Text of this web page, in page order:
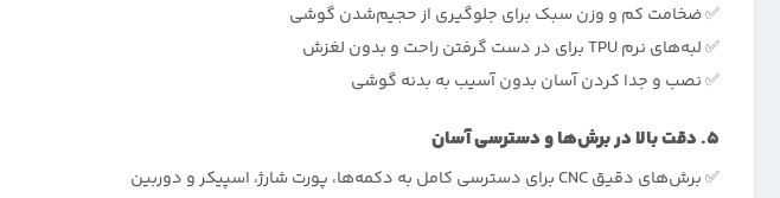
✅ ضخامت کم و وزن سبک برای جلوگیری از حجیم‌شدن گوشی
✅ لبه‌های نرم TPU برای در دست گرفتن راحت و بدون لغزش
✅ نصب و جدا کردن آسان بدون آسیب به بدنه گوشی
5. دقت بالا در برش‌ها و دسترسی آسان
✅ برش‌های دقیق CNC برای دسترسی کامل به دکمه‌ها، پورت شارژ، اسپیکر و دوربین